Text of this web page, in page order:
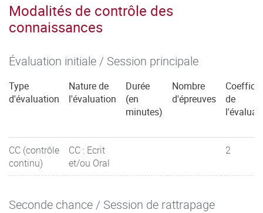
Modalités de contrôle des
connaissances
Évaluation initiale / Session principale
Type
d'évaluation
Nature de
l'évaluation
Durée
(en
minutes)
Nombre
d'épreuves
de
CC (contrôle
continu)
CC : Ecrit
et/ou Oral
2
Seconde chance / Session de rattrapage